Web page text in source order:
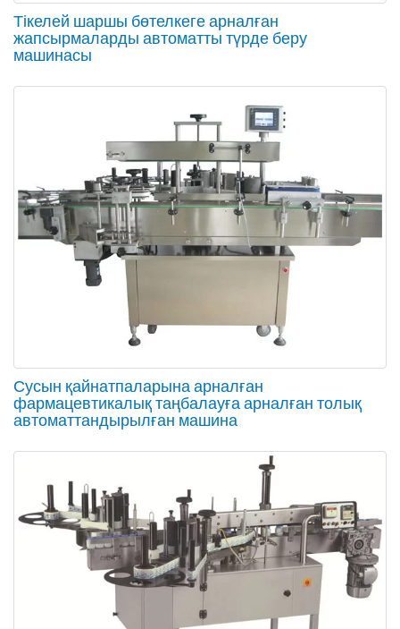
Тікелей шаршы бөтелкеге арналған
жапсырмаларды автоматты түрде беру
машинасы
Сусын қайнатпаларына арналған
фармацевтикалық таңбалауға арналған толық
автоматтандырылған машина